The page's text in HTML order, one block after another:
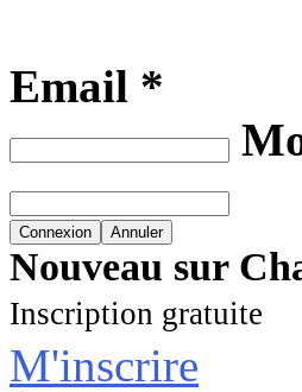
Email *
Nouveau sur
Inscription gratuite
M'inscrire